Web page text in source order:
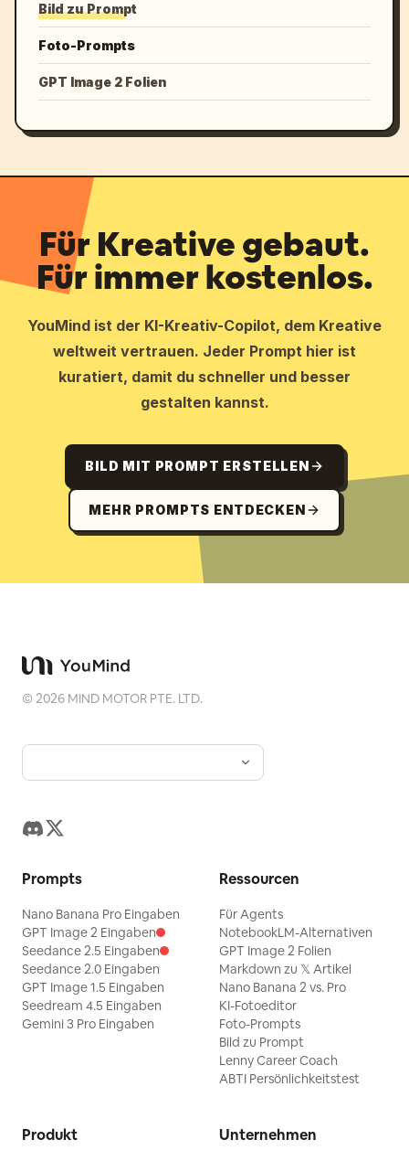
Bild zu Prompt
Foto-Prompts
GPT Image 2 Folien
Für Kreative gebaut.
Für immer kostenlos.
YouMind ist der KI-Kreativ-Copilot, dem Kreative
weltweit vertrauen. Jeder Prompt hier ist
kuratiert, damit du schneller und besser
gestalten kannst.
BILD MIT PROMPT ERSTELLEN
MEHR PROMPTS ENTDECKEN
©2026 MIND MOTOR PTE. LTD.
Prompts
Nano Banana Pro Eingaben
GPT Image 2 Eingaben
Seedance 2.5 Eingaben
Seedance 2.0 Eingaben
GPT Image 1.5 Eingaben
Seedream 4.5 Eingaben
Gemini 3 Pro Eingaben
Ressourcen
Für Agents
NotebookLM-Alternativen
GPT Image 2 Folien
Markdown zu 𝕏 Artikel
Nano Banana 2 vs. Pro
KI-Fotoeditor
Foto-Prompts
Bild zu Prompt
Lenny Career Coach
ABTI Persönlichkeitstest
Produkt Unternehmen